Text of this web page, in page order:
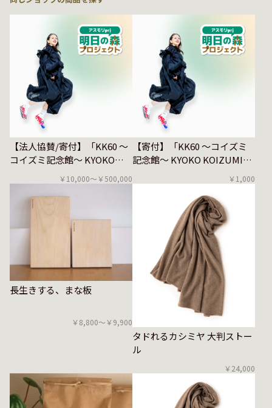
【法人協賛/寄付】「KK60 ～
コイズミ記念館～ KYOKO
日の森プロジェクト
￥10,000〜￥500,000
【寄付】「KK60 ～コイズミ
記念館～ KYOKO KOIZUMI
ジェクト
￥1,000
長生きする、まな板
￥8,800〜￥9,900
タドれるカシミヤ 大判ストー
ル
￥24,000